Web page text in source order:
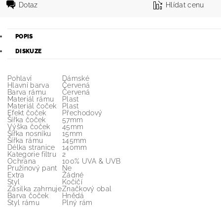
Dotaz Hlídat cenu
POPIS
DISKUZE
Pohlaví
Dámské
Hlavní barva
Červená
Barva rámu
Červená
Materiál rámu
Plast
Materiál čoček
Plast
Efekt čoček
Přechodový
Šířka čoček
57mm
Výška čoček
45mm
Šířka nosníku
15mm
Šířka rámu
145mm
Délka stranice
140mm
Kategorie filtru
2
Ochrana
100% UVA & UVB
Pružinový pant
Ne
Extra
Žádné
Styl
Kočičí
Zásilka zahrnujeZnačkový obal
Barva čoček
Hnědá
Styl rámu
Plný rám